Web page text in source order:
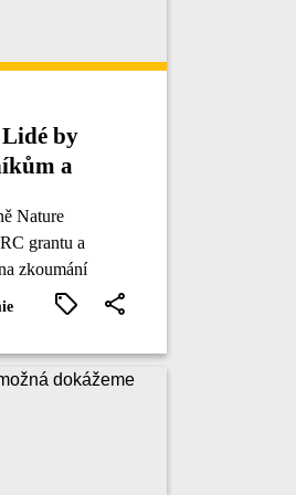
by
a
Nature
grantu a
zkoumání
podcastu